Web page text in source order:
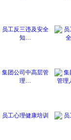
员工反三违及安全
知…
集团公司中高层管
理…
员工心理健康培训